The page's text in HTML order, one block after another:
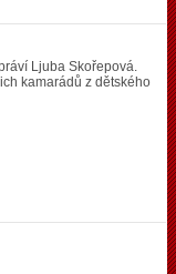
Ljuba Skořepová.
kamarádů z dětského